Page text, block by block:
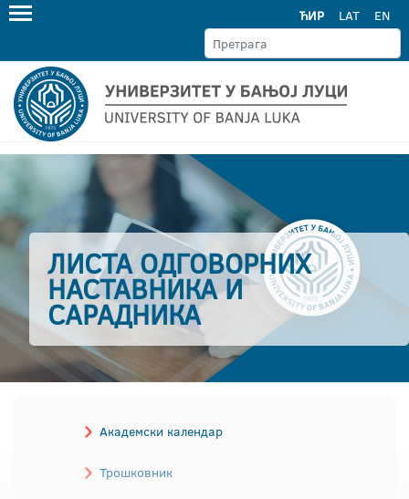
ЋИР LAT EN
ЛИСТА ОДГОВОРНИХ
НАСТАВНИКА И
САРАДНИКА
Академски календар
Трошковник